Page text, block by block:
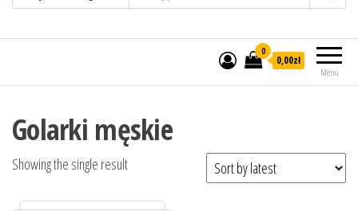
Menu
0
0,00zł
Golarki męskie
Showing the single result